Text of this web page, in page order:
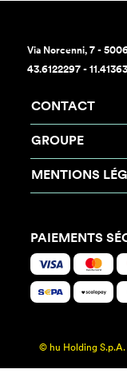
Via Norcenni, 7 -
43.6122297 -
CONTACT
GROUPE
MENTIONS
PAIEMENTS
© hu Holding S.p.A.